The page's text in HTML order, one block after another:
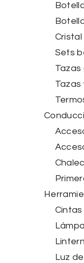
Cristal
Sets
Tazas
Luz